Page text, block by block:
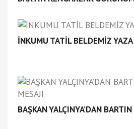
İNKUMU TATİL BELDEMİZ
BAŞKAN YALÇINYA’DAN